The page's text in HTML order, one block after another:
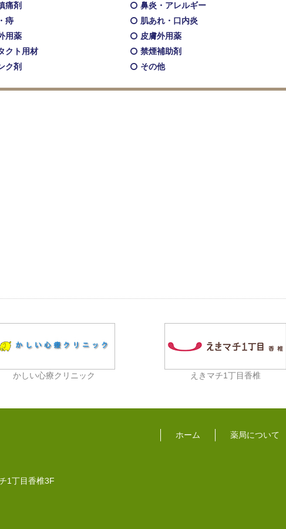
痛剤
鼻炎・アレルギー
痔
肌あれ・口内炎
用薬
皮膚外用薬
クト用材
禁煙補助剤
ク剤 その他
かしい心療クリニック えきマチ1丁目香椎
ホーム 薬局について
1丁目香椎3F